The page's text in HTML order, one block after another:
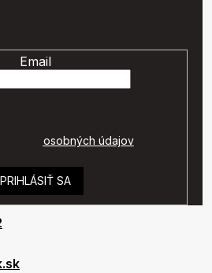
Email
osobných údajov.
PRIHLÁSIŤ SA